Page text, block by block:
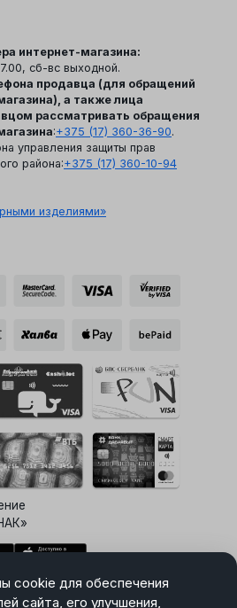
cookie для обеспечения
сайта, его улучшения,
интернет-магазина:
сб-вс выходной.
продавца (для обращений
а также лица
рассматривать обращения
:+375 (17) 360-36-90.
управления защиты прав
района:+375 (17) 360-10-94
изделиями»
настроек Cookie